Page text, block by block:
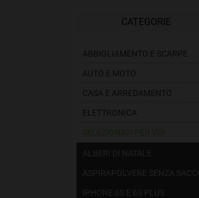
CATEGORIE
ABBIGLIAMENTO E SCARPE
AUTO E MOTO
CASA E ARREDAMENTO
ELETTRONICA
ALBERI DI NATALE
ASPIRAPOLVERE SENZA SACCO
IPHONE 6S E 6S PLUS